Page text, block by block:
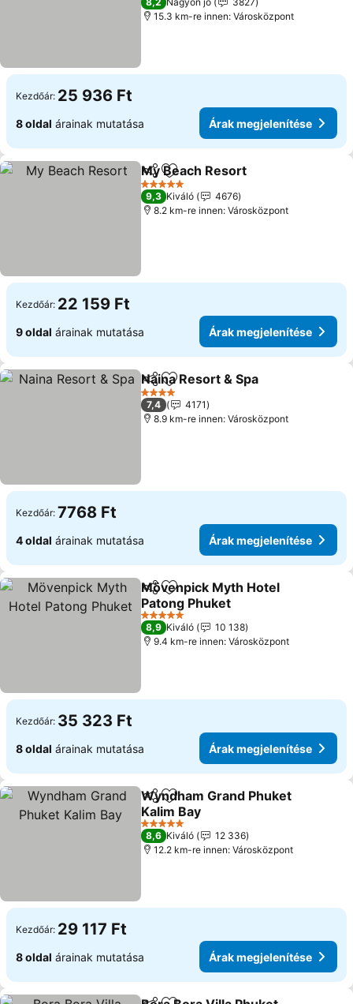
15.3 km-re innen: Városközpont
Kezdőár: 25 936 Ft
8 oldal árainak mutatása Árak megjelenítése
Megosztás
Hozzáadás a kedvencekhez
My Beach Resort
5 Kategória
9,3 Kiváló
4676
8.2 km-re innen: Városközpont
Kezdőár: 22 159 Ft
9 oldal árainak mutatása Árak megjelenítése
Megosztás
Hozzáadás a kedvencekhez
Naina Resort & Spa
4 Kategória
7,4
4171
8.9 km-re innen: Városközpont
Kezdőár: 7768 Ft
4 oldal árainak mutatása Árak megjelenítése
Megosztás
Hozzáadás a kedvencekhez
Mövenpick Myth Hotel
Patong Phuket
Árak megjelenítése
5 Kategória
8,9 Kiváló
10 138
9.4 km-re innen: Városközpont
Kezdőár: 35 323 Ft
8 oldal árainak mutatása Árak megjelenítése
Megosztás
Hozzáadás a kedvencekhez
Wyndham Grand Phuket
Kalim Bay
Árak megjelenítése
5 Kategória
8,6 Kiváló
12 336
12.2 km-re innen: Városközpont
Kezdőár: 29 117 Ft
8 oldal árainak mutatása Árak megjelenítése